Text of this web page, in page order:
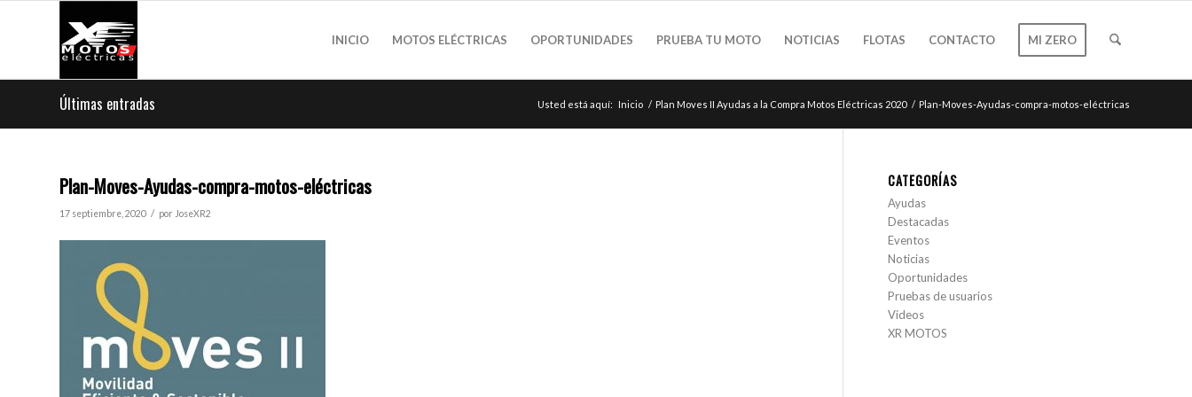
INICIO MOTOS ELÉCTRICAS OPORTUNIDADES PRUEBA TU MOTO NOTICIAS FLOTAS CONTACTO MI ZERO
Últimas entradas Usted está aquí: Inicio / Plan Moves II Ayudas a la Compra Motos Eléctricas 2020 / Plan-Moves-Ayudas-compra-motos-eléctricas
Plan-Moves-Ayudas-compra-motos-eléctricas
17 septiembre, 2020 / por JoseXR2
CATEGORÍAS
Ayudas
Destacadas
Eventos
Noticias
Oportunidades
Pruebas de usuarios
Videos
XR MOTOS